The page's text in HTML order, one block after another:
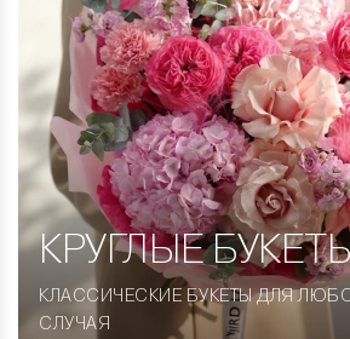
КРУГЛЫЕ
КЛАССИЧЕСКИЕ БУКЕТЫ ДЛЯ
СЛУЧАЯ